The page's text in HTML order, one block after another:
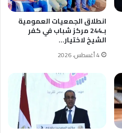
انطلاق الجمعيات العمومية
بـ244 مركز شباب في كفر
الشيخ لاختيار…
4 أغسطس، 2026